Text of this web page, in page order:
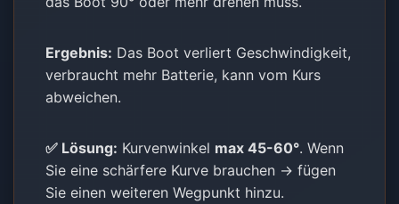
Ergebnis: Das Boot verliert Geschwindigkeit,
verbraucht mehr Batterie, kann vom Kurs
abweichen.
✅ Lösung: Kurvenwinkel max 45-60°. Wenn
Sie eine schärfere Kurve brauchen → fügen
Sie einen weiteren Wegpunkt hinzu.